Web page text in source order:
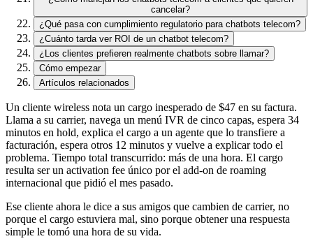
cancelar?
¿Qué pasa con cumplimiento regulatorio para chatbots telecom?
¿Cuánto tarda ver ROI de un chatbot telecom?
¿Los clientes prefieren realmente chatbots sobre llamar?
Cómo empezar
Artículos relacionados
Un cliente wireless nota un cargo inesperado de $47 en su factura.
Llama a su carrier, navega un menú IVR de cinco capas, espera 34
minutos en hold, explica el cargo a un agente que lo transfiere a
facturación, espera otros 12 minutos y vuelve a explicar todo el
problema. Tiempo total transcurrido: más de una hora. El cargo
resulta ser un activation fee único por el add-on de roaming
internacional que pidió el mes pasado.
Ese cliente ahora le dice a sus amigos que cambien de carrier, no
porque el cargo estuviera mal, sino porque obtener una respuesta
simple le tomó una hora de su vida.